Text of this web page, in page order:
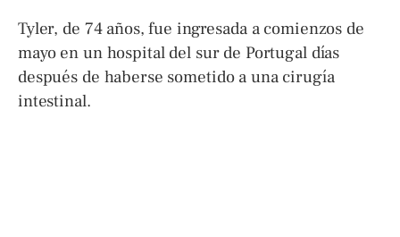
Tyler, de 74 años, fue ingresada a comienzos de
mayo en un hospital del sur de Portugal días
después de haberse sometido a una cirugía
intestinal.